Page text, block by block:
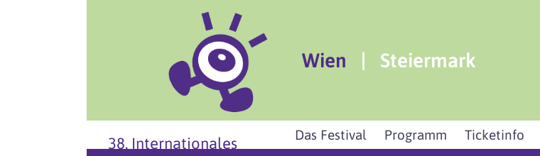
Wien | Steiermark
38. Internationales Das Festival Programm Ticketinfo